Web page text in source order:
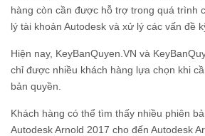
hàng còn cần được hỗ trợ trong quá trình
lý tài khoản Autodesk và xử lý các vấn đề
Hiện nay, KeyBanQuyen.VN và
chỉ được nhiều khách hàng lựa chọn khi
bản quyền.
Khách hàng có thể tìm thấy nhiều phiên
Autodesk Arnold 2017 cho đến Autodesk